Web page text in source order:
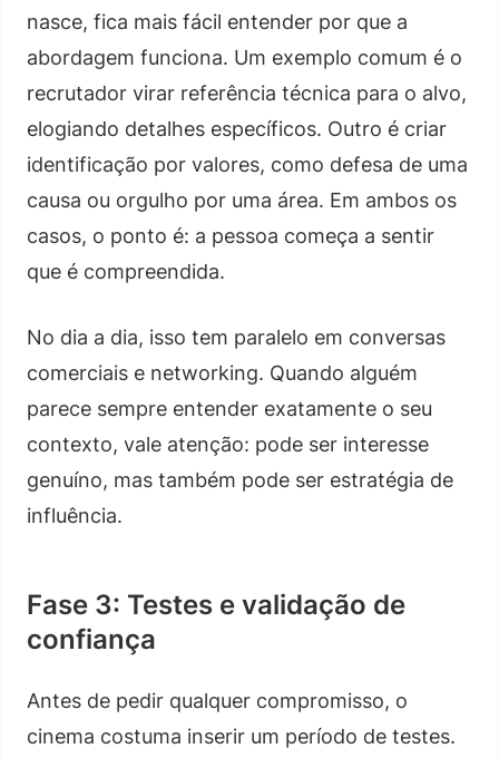
nasce, fica mais fácil entender por que a
abordagem funciona. Um exemplo comum é o
recrutador virar referência técnica para o alvo,
elogiando detalhes específicos. Outro é criar
identificação por valores, como defesa de uma
causa ou orgulho por uma área. Em ambos os
casos, o ponto é: a pessoa começa a sentir
que é compreendida.
No dia a dia, isso tem paralelo em conversas
comerciais e networking. Quando alguém
parece sempre entender exatamente o seu
contexto, vale atenção: pode ser interesse
genuíno, mas também pode ser estratégia de
influência.
Fase 3: Testes e validação de
confiança
Antes de pedir qualquer compromisso, o
cinema costuma inserir um período de testes.